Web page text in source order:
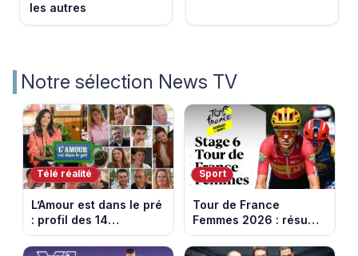
les autres
Notre sélection News TV
Télé réalité
L’Amour est dans le pré
: profil des 14
agriculteurs, speed
dating inédit et de
Sport
Tour de France
Femmes 2026 : résumé
vidéo de la 6e étape
entre Montbrison et